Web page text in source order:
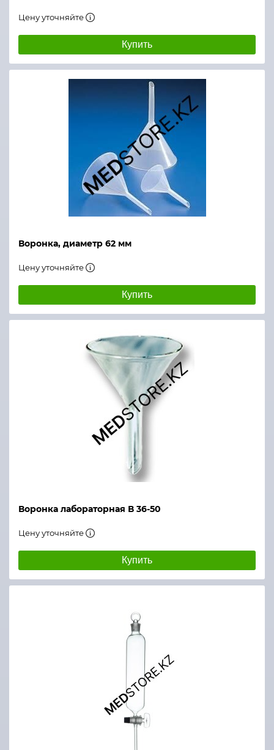
Цену уточняйте
Купить
Воронка, диаметр 62 мм
Цену уточняйте
Купить
Воронка лабораторная В 36-50
Цену уточняйте
Купить